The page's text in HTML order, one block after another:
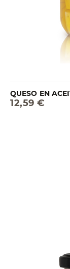
QUESO EN
12,59 €